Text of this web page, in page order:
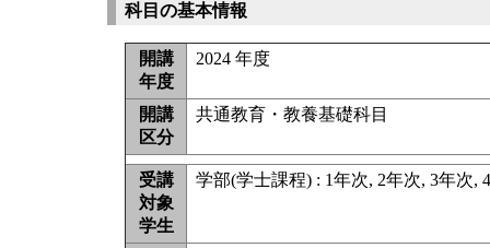
科目の基本情報
開講
年度
2024 年度
開講
区分
共通教育・教養基礎科目
受講
対象
学生
学部(学士課程) : 1年次, 2年次, 3年次,